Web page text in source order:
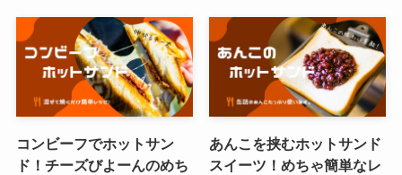
コンビーフでホットサン
ド！チーズびよーんのめち
あんこを挟むホットサンド
スイーツ！めちゃ簡単なレ